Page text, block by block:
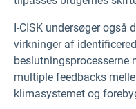
I-CISK undersøger også
virkninger af
beslutningsprocesserne
multiple feedbacks
klimasystemet og